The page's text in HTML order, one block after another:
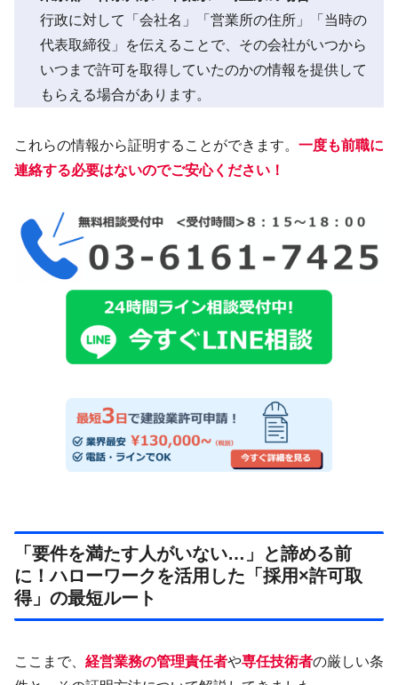
行政に対して「会社名」「営業所の住所」「当時の
代表取締役」を伝えることで、その会社がいつから
いつまで許可を取得していたのかの情報を提供して
もらえる場合があります。
これらの情報から証明することができます。 一度も前職に
連絡する必要はないのでご安心ください！
「要件を満たす人がいない…」と諦める前
に！ハローワークを活用した「採用×許可取
得」の最短ルート
ここまで、 経営業務の管理責任者や専任技術者の厳しい条